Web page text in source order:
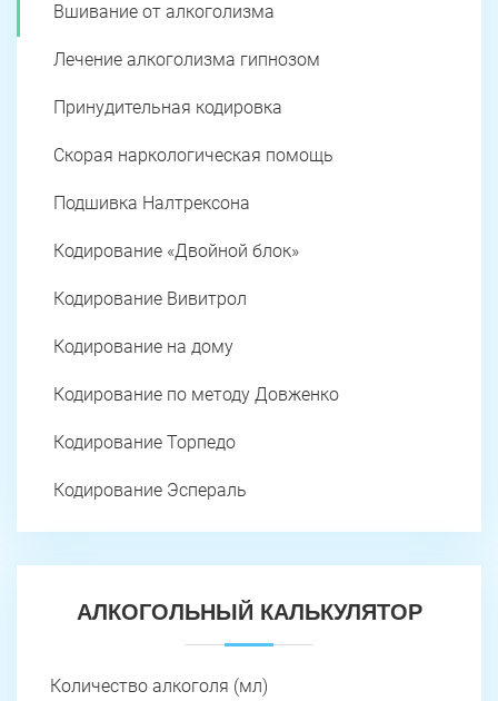
Вшивание от алкоголизма
Лечение алкоголизма гипнозом
Принудительная кодировка
Скорая наркологическая помощь
Подшивка Налтрексона
Кодирование «Двойной блок»
Кодирование Вивитрол
Кодирование на дому
Кодирование по методу Довженко
Кодирование Торпедо
Кодирование Эспераль
АЛКОГОЛЬНЫЙ КАЛЬКУЛЯТОР
Количество алкоголя (мл)